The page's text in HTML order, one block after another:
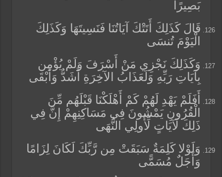
بَصِيرًا
قَالَ كَذَلِكَ أَتَتْكَ آيَاتُنَا فَنَسِيتَهَا وَكَذَلِكَ
الْيَوْمَ تُنسَى
وَكَذَلِكَ نَجْزِي مَنْ أَسْرَفَ وَلَمْ يُؤْمِن
بِآيَاتِ رَبِّهِ وَلَعَذَابُ الآخِرَةِ أَشَدُّ وَأَبْقَى
أَفَلَمْ يَهْدِ لَهُمْ كَمْ أَهْلَكْنَا قَبْلَهُم مِّنَ
الْقُرُونِ يَمْشُونَ فِي مَسَاكِنِهِمْ إِنَّ فِي
ذَلِكَ لَآيَاتٍ لِّأُولِي النُّهَى
وَلَوْلا كَلِمَةٌ سَبَقَتْ مِن رَّبِّكَ لَكَانَ لِزَامًا
وَأَجَلٌ مُسَمًّى